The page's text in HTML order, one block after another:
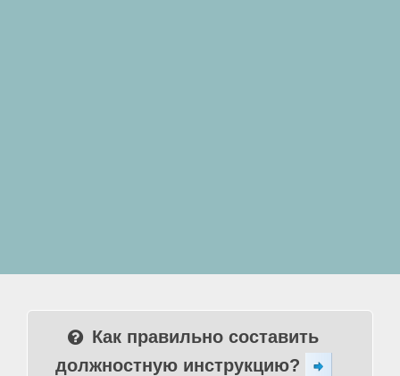
Как правильно составить
должностную инструкцию?